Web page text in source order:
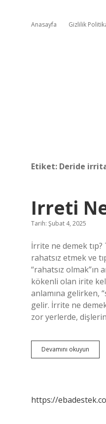
Anasayfa Gizlilik
Etiket: Deride
Irreti
Tarih: Şubat 4, 2025
İrrite ne demek tıp?
rahatsız etmek ve
“rahatsız
kökenli olan irite
anlamına gelirken,
gelir. İrrite ne
zor yerlerde,
Devamını okuyun
Ne
https://